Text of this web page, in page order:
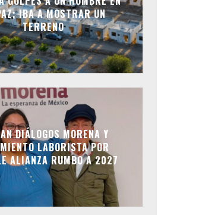
IBA A MOSTRAR UN
TERRENO
DIÁLOGOS MORENA Y
LABORISTA POR
ALIANZA RUMBO A 2027